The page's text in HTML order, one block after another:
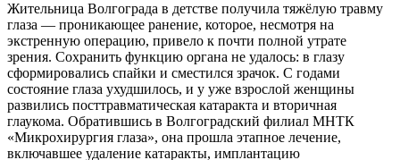
Жительница Волгограда в детстве получила тяжёлую травму
глаза — проникающее ранение, которое, несмотря на
экстренную операцию, привело к почти полной утрате
зрения. Сохранить функцию органа не удалось: в глазу
сформировались спайки и сместился зрачок. С годами
состояние глаза ухудшилось, и у уже взрослой женщины
развились посттравматическая катаракта и вторичная
глаукома. Обратившись в Волгоградский филиал МНТК
«Микрохирургия глаза», она прошла этапное лечение,
включавшее удаление катаракты, имплантацию